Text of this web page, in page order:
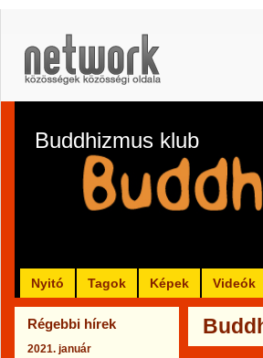
Buddhizmus klub
Nyitó Tagok Képek Videók
Régebbi hírek
2021. január